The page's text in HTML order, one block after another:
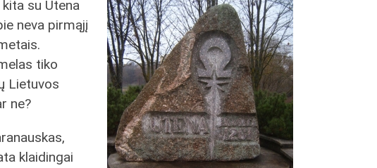
su Utena
neva pirmąjį
tiko
Lietuvos
ne?
klaidingai